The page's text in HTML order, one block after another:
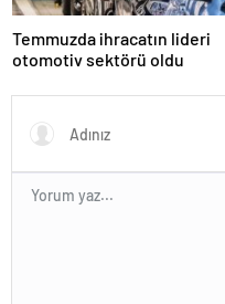
Temmuzda ihracatın lideri
otomotiv sektörü oldu